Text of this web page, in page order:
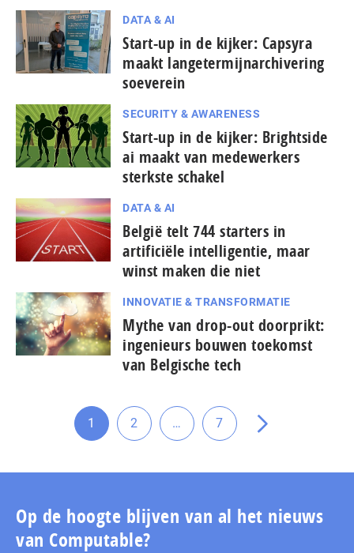
DATA & AI
Start-up in de kijker: Capsyra
maakt langetermijnarchivering
soeverein
SECURITY & AWARENESS
Start-up in de kijker: Brightside
ai maakt van medewerkers
sterkste schakel
DATA & AI
België telt 744 starters in
artificiële intelligentie, maar
winst maken die niet
INNOVATIE & TRANSFORMATIE
Mythe van drop-out doorprikt:
ingenieurs bouwen toekomst
van Belgische tech
Ga
pagina
1
Ga
pagina
2
Tussenliggende
pagina's
…
Ga
pagina
7
Ga
de
pagina
Op de hoogte blijven van al het nieuws
van Computable?